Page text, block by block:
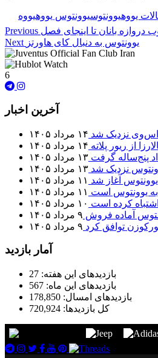
یووهیوونتوسیوونتوس یووهیووه
Previous دروازه بانان تا اینجای فصل
Next یوونتوس به دنبال کای هاورتز
6
آخرین اخبار
نزدیک شد ۱۴ مرداد ۱۴۰۵
از ریور پلاته ۱۴ مرداد ۱۴۰۵
پنج‌ساله گرفت ۱۳ مرداد ۱۴۰۵
نزدیک شد ۱۳ مرداد ۱۴۰۵
آغاز شد ۱۱ مرداد ۱۴۰۵
به یوونتوس است ۱۱ مرداد ۱۴۰۵
اشتباه کرده است ۱۰ مرداد ۱۴۰۵
آماده فروش ۹ مرداد ۱۴۰۵
توافق کرد ۹ مرداد ۱۴۰۵
آمار بازدید
بازدیدهای این هفته: 27
بازدیدهای این ماه: 567
بازدیدهای امسال: 178,850
کل بازدیدها: 720,924